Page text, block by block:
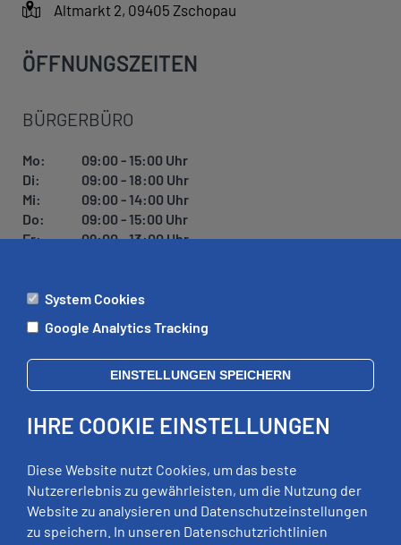
Altmarkt 2, 09405 Zschopau
ÖFFNUNGSZEITEN
BÜRGERBÜRO
Mo:
09:00 - 15:00 Uhr
Di:
09:00 - 18:00 Uhr
Mi:
09:00 - 14:00 Uhr
Do:
09:00 - 15:00 Uhr
Fr:
09:00 - 13:00 Uhr
ÄMTER
Di:
09:00 - 12:00 Uhr, 13:00 - 18:00 Uhr
Mi:
geschlossen
Fr:
09:00 - 12:00 Uhr
RECHTLICHES
System Cookies
Google Analytics Tracking
EINSTELLUNGEN SPEICHERN
IHRE COOKIE EINSTELLUNGEN
Diese Website nutzt Cookies, um das beste
Nutzererlebnis zu gewährleisten, um die Nutzung der
Website zu analysieren und Datenschutzeinstellungen
zu speichern. In unseren Datenschutzrichtlinien